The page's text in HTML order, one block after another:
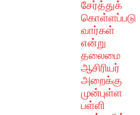
சேர்த்துக்
கொள்ளப்படு
வார்கள்
என்று
தலைமை
ஆசிரியர்
அறைக்கு
முன்புள்ள
பள்ளி